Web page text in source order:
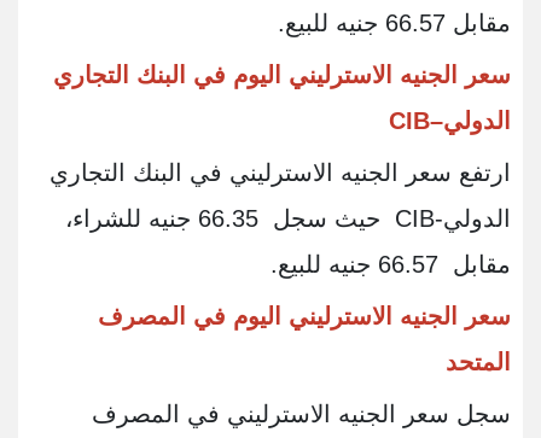
مقابل 66.57 جنيه للبيع.
سعر الجنيه الاسترليني اليوم في البنك التجاري
الدولي–CIB
ارتفع سعر الجنيه الاسترليني في البنك التجاري
الدولي-CIB حيث سجل 66.35 جنيه للشراء،
مقابل 66.57 جنيه للبيع.
سعر الجنيه الاسترليني اليوم في المصرف
المتحد
سجل سعر الجنيه الاسترليني في المصرف